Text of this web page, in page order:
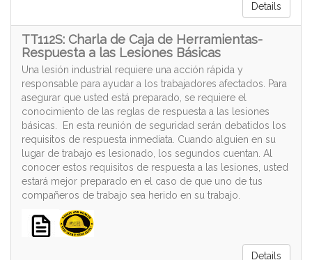
Details
TT112S: Charla de Caja de Herramientas-
Respuesta a las Lesiones Básicas
Una lesión industrial requiere una acción rápida y
responsable para ayudar a los trabajadores afectados. Para
asegurar que usted está preparado, se requiere el
conocimiento de las reglas de respuesta a las lesiones
básicas. En esta reunión de seguridad serán debatidos los
requisitos de respuesta inmediata. Cuando alguien en su
lugar de trabajo es lesionado, los segundos cuentan. Al
conocer estos requisitos de respuesta a las lesiones, usted
estará mejor preparado en el caso de que uno de tus
compañeros de trabajo sea herido en su trabajo.
Details